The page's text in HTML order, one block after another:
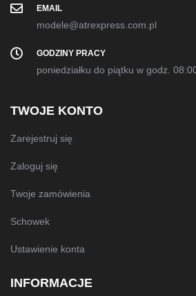
EMAIL
modele@atrexpress.com.pl
GODZINY PRACY
poniedziałku do piątku w godz.
TWOJE KONTO
Zarejestruj się
Zaloguj się
Twoje zamówienia
Schowek
Ustawienie konta
INFORMACJE